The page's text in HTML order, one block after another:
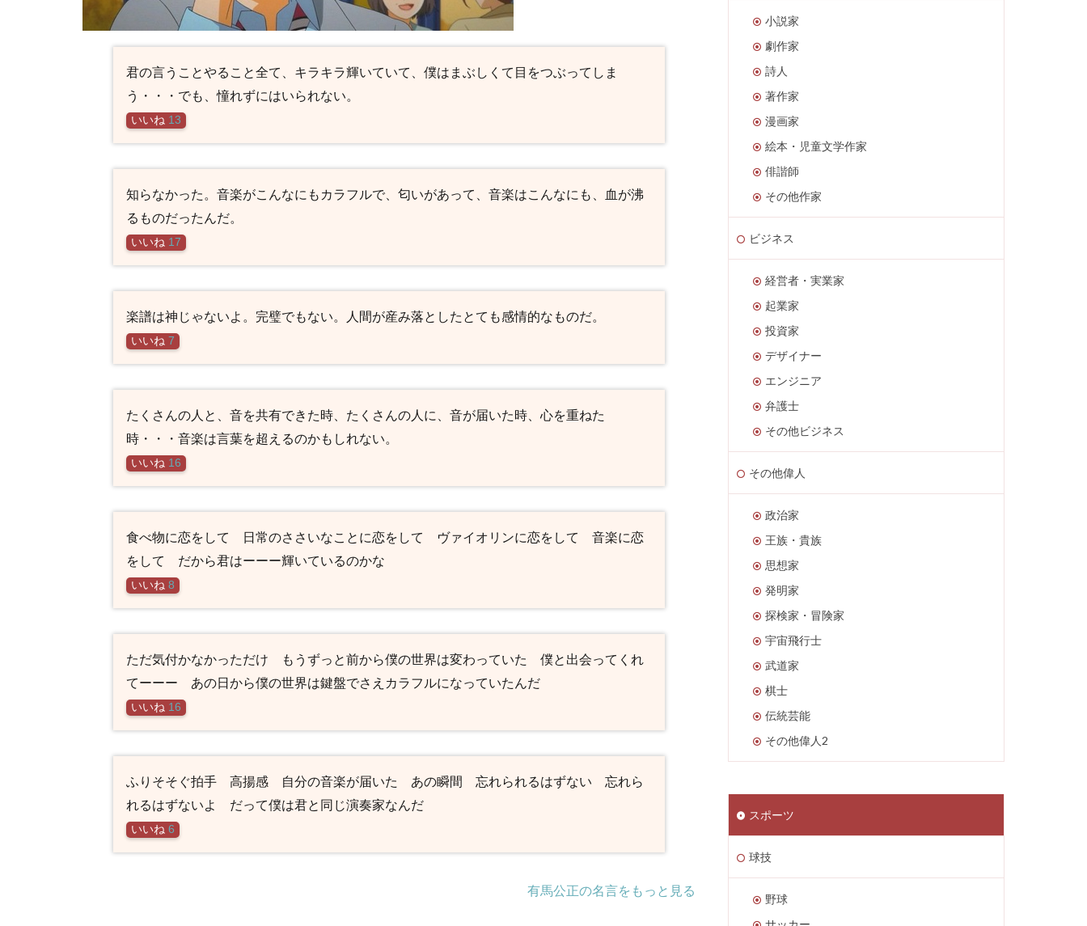
相座
武士
の名
名セ
リフ
3.8
瀬戸
言・
名セ
リフ
3.9
凪の
名
言・
名セ
3.10
その他
登場人
物の名
言・名
セリフ
君の言うことやること全て、キラキラ輝いていて、僕はまぶしくて目をつぶってしま
う・・・でも、憧れずにはいられない。
いいね 13
知らなかった。音楽がこんなにもカラフルで、匂いがあって、音楽はこんなにも、血が沸
るものだったんだ。
いいね 17
楽譜は神じゃないよ。完璧でもない。人間が産み落としたとても感情的なものだ。
いいね 7
たくさんの人と、音を共有できた時、たくさんの人に、音が届いた時、心を重ねた
時・・・音楽は言葉を超えるのかもしれない。
いいね 16
食べ物に恋をして 日常のささいなことに恋をして ヴァイオリンに恋をして 音楽に恋
をして だから君はーーー輝いているのかな
いいね 8
ただ気付かなかっただけ もうずっと前から僕の世界は変わっていた 僕と出会ってくれ
てーーー あの日から僕の世界は鍵盤でさえカラフルになっていたんだ
いいね 16
ふりそそぐ拍手 高揚感 自分の音楽が届いた あの瞬間 忘れられるはずない 忘れら
れるはずないよ だって僕は君と同じ演奏家なんだ
いいね 6
有馬公正の名言をもっと見る
小説家
劇作家
詩人
著作家
漫画家
絵本・児童文学作家
俳諧師
その他作家
ビジネス
経営者・実業家
起業家
投資家
デザイナー
エンジニア
弁護士
その他ビジネス
その他偉人
政治家
王族・貴族
思想家
発明家
探検家・冒険家
宇宙飛行士
武道家
棋士
伝統芸能
その他偉人2
スポーツ
球技
野球